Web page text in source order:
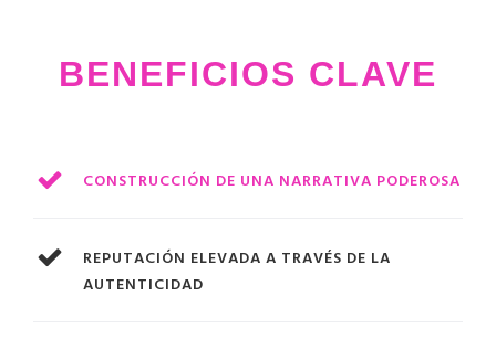
BENEFICIOS CLAVE
CONSTRUCCIÓN DE UNA NARRATIVA PODEROSA
REPUTACIÓN ELEVADA A TRAVÉS DE LA
AUTENTICIDAD